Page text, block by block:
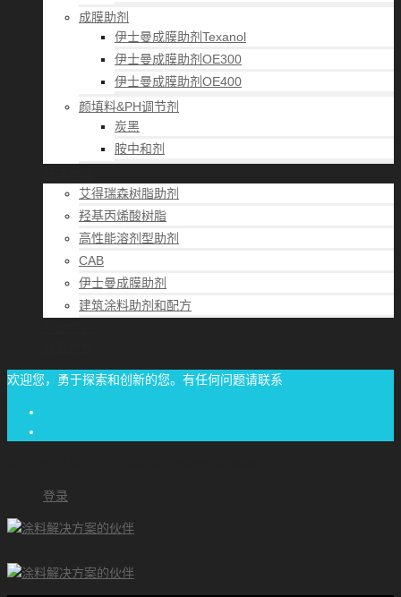
成膜助剂
伊士曼成膜助剂Texanol
伊士曼成膜助剂OE300
伊士曼成膜助剂OE400
颜填料&PH调节剂
炭黑
胺中和剂
艾得瑞森树脂助剂
羟基丙烯酸树脂
高性能溶剂型助剂
CAB
伊士曼成膜助剂
建筑涂料助剂和配方
欢迎您，勇于探索和创新的您。有任何问题请联系
登录